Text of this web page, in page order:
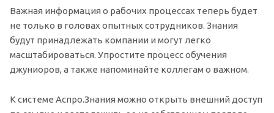
Важная информация о рабочих процессах теперь будет
не только в головах опытных сотрудников. Знания
будут принадлежать компании и могут легко
масштабироваться. Упростите процесс обучения
джуниоров, а также напоминайте коллегам о важном.
К системе Аспро.Знания можно открыть внешний доступ